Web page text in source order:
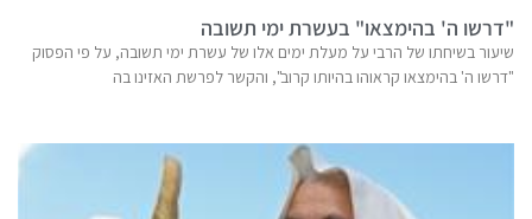
"דרשו ה' בהימצאו" בעשרת ימי תשובה
שיעור בשיחתו של הרבי על מעלת ימים אלו של עשרת ימי תשובה, על פי הפסוק
"דרשו ה' בהימצאו קראוהו בהיותו קרוב", והקשר לפרשת האזינו בה